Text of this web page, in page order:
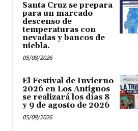
Santa Cruz se prepara
para un marcado
descenso de
temperaturas con
nevadas y bancos de
niebla.
05/08/2026
El Festival de Invierno
2026 en Los Antiguos
se realizará los días 8
y 9 de agosto de 2026
05/08/2026